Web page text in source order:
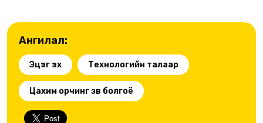
Ангилал:
Эцэг эх Технологийн талаар
Цахим орчинг зөв болгоё